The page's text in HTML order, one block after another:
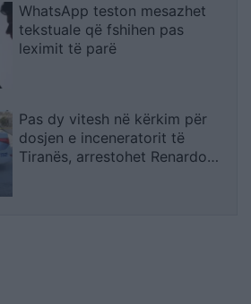
WhatsApp teston mesazhet
tekstuale që fshihen pas
leximit të parë
Pas dy vitesh në kërkim për
dosjen e inceneratorit të
Tiranës, arrestohet Renardo